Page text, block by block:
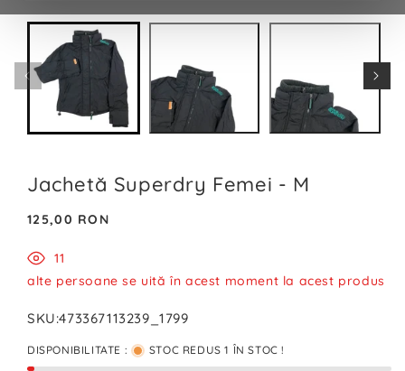
Jachetă Superdry Femei - M
Preț
125,00 RON
11
alte persoane se uită în acest moment la acest produs
SKU:473367113239_1799
DISPONIBILITATE : STOC REDUS 1 ÎN STOC !